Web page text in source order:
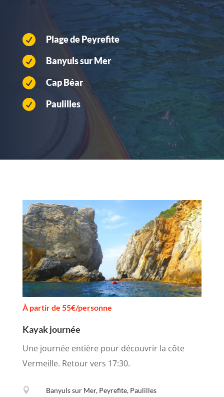
 Plage de Peyrefite
 Banyuls sur Mer
 Cap Béar
 Paulilles
À partir de 55€/personne
Kayak journée
Une journée entière pour découvrir la côte
Vermeille. Retour vers 17:30.
 Banyuls sur Mer, Peyrefite, Paulilles